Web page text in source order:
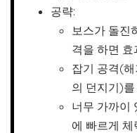
공략:
보스가 돌진
격을 하면 효
잡기 공격(
의 던지기)
너무 가까이
에 빠르게 체